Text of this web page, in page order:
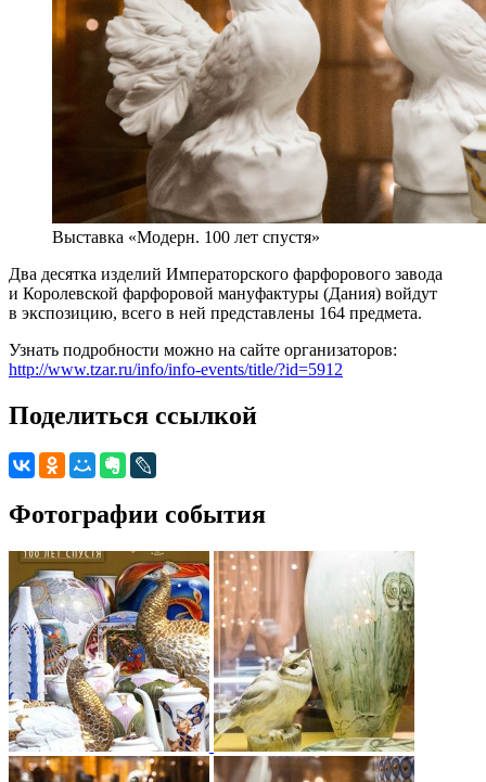
Выставка «Модерн. 100 лет спустя»
Два десятка изделий Императорского фарфорового завода
и Королевской фарфоровой мануфактуры (Дания) войдут
в экспозицию, всего в ней представлены 164 предмета.
Узнать подробности можно на сайте организаторов:
http://www.tzar.ru/info/info-events/title/?id=5912
Поделиться ссылкой
Фотографии события